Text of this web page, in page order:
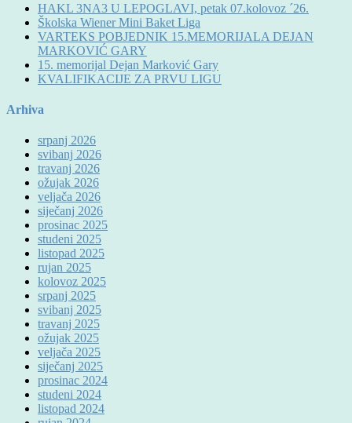
HAKL 3NA3 U LEPOGLAVI, petak 07.kolovoz ´26.
Školska Wiener Mini Baket Liga
VARTEKS POBJEDNIK 15.MEMORIJALA DEJAN
MARKOVIĆ GARY
15. memorijal Dejan Marković Gary
KVALIFIKACIJE ZA PRVU LIGU
Arhiva
srpanj 2026
svibanj 2026
travanj 2026
ožujak 2026
veljača 2026
siječanj 2026
prosinac 2025
studeni 2025
listopad 2025
rujan 2025
kolovoz 2025
srpanj 2025
svibanj 2025
travanj 2025
ožujak 2025
veljača 2025
siječanj 2025
prosinac 2024
studeni 2024
listopad 2024